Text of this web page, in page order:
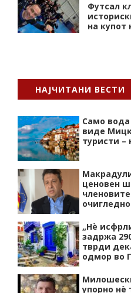
Футсал
на купот
НАЈЧИТАНИ ВЕСТИ
Само
виде
туристи –
ценовен
„Нѐ
задржа
тврди
одмор во
упорно нѐ